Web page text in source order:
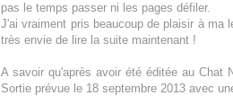
pas le temps passer ni les pages défiler.
J'ai vraiment pris beaucoup de plaisir à ma
très envie de lire la suite maintenant !
A savoir qu'après avoir été éditée au Chat
Sortie prévue le 18 septembre 2013 avec